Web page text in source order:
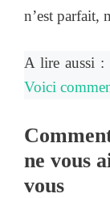
n’est parfait,
A lire aussi :
Voici
ne vous
vous